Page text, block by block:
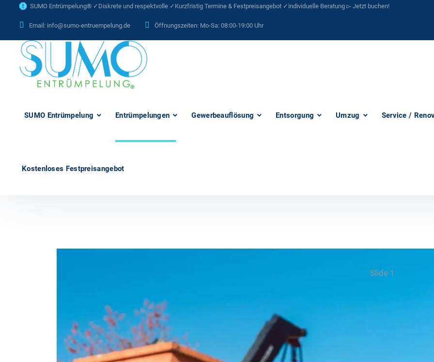
SUMO Entrümpelung® ✓Diskrete und respektvolle ✓Kurzfristig Termine & Festpreisangebot ✓individuelle Beratung ▻ Jetzt buchen!
Email: info@sumo-entruempelung.de Öffnungszeiten: Mo-Sa: 08:00-19:00 Uhr
SUMO Entrümpelung Entrümpelungen Gewerbeauflösung Entsorgung Umzug Service /
Kostenloses Festpreisangebot
Slide 1